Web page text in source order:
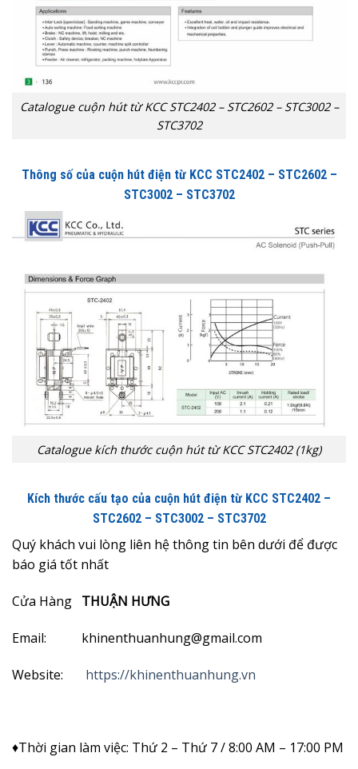
Catalogue cuộn hút từ KCC STC2402 – STC2602 – STC3002 –
STC3702
Thông số của cuộn hút điện từ KCC STC2402 – STC2602 –
STC3002 – STC3702
Catalogue kích thước cuộn hút từ KCC STC2402 (1kg)
Kích thước cấu tạo của cuộn hút điện từ KCC STC2402 –
STC2602 – STC3002 – STC3702
Quý khách vui lòng liên hệ thông tin bên dưới để được
báo giá tốt nhất
Cửa Hàng THUẬN HƯNG
Email: khinenthuanhung@gmail.com
Website: https://khinenthuanhung.vn
♦Thời gian làm việc: Thứ 2 – Thứ 7 / 8:00 AM – 17:00 PM